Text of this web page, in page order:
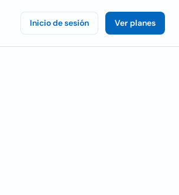
Inicio de sesión Ver planes